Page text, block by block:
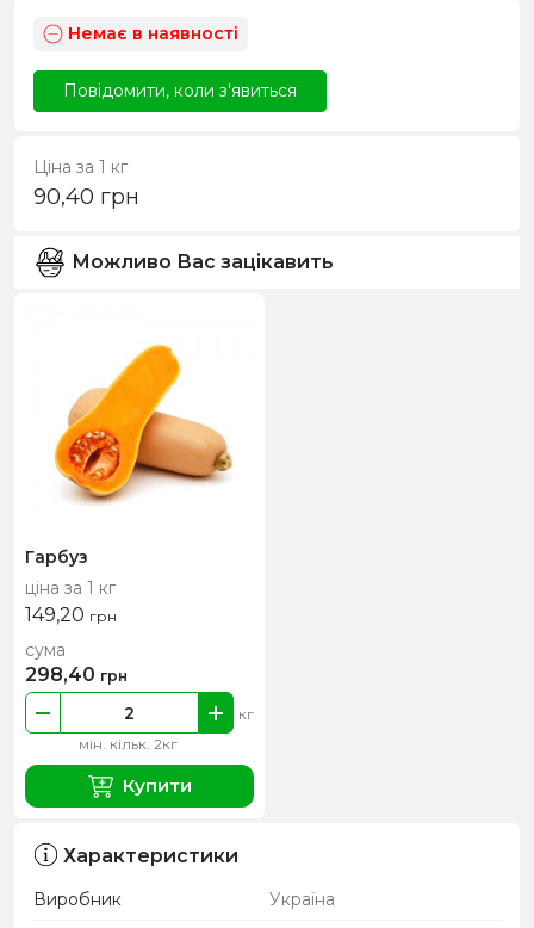
Немає в наявності
Повідомити, коли з'явиться
Ціна за 1 кг
90,40 грн
Можливо Вас зацікавить
Гарбуз
ціна за 1 кг
149,20 грн
мін. кільк. 2кг
кг
сума
298,40 грн
Купити
Характеристики
Виробник
Україна